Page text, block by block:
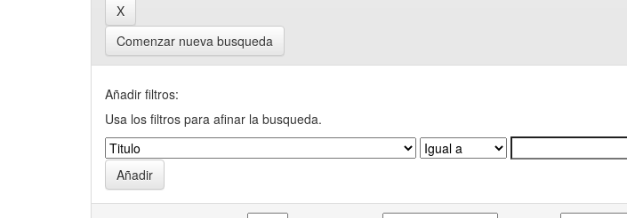
Comenzar nueva busqueda
Añadir filtros:
Usa los filtros para afinar la busqueda.